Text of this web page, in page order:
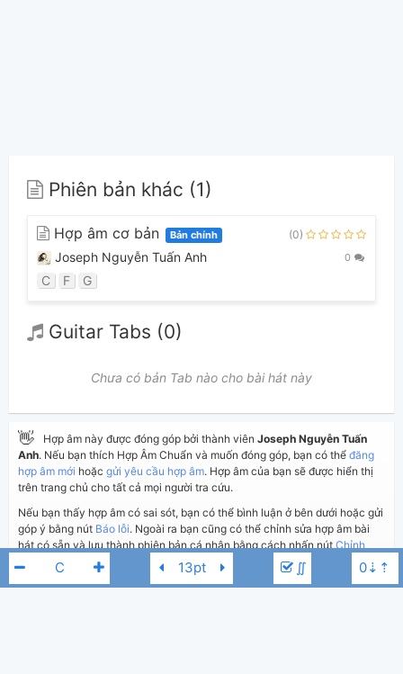
∬
Phiên bản khác (1)
Hợp âm cơ bản Bản chính (0)
Joseph Nguyễn Tuấn Anh 0
C F G
Guitar Tabs (0)
Chưa có bản Tab nào cho bài hát này
👋 Hợp âm này được đóng góp bởi thành viên Joseph Nguyễn Tuấn
Anh. Nếu bạn thích Hợp Âm Chuẩn và muốn đóng góp, bạn có thể đăng
hợp âm mới hoặc gửi yêu cầu hợp âm. Hợp âm của bạn sẽ được hiển thị
trên trang chủ cho tất cả mọi người tra cứu.
Nếu bạn thấy hợp âm có sai sót, bạn có thể bình luận ở bên dưới hoặc gửi
góp ý bằng nút Báo lỗi. Ngoài ra bạn cũng có thể chỉnh sửa hợp âm bài
hát có sẵn và lưu thành phiên bản cá nhân bằng cách nhấn nút Chỉnh
sửa hợp âm